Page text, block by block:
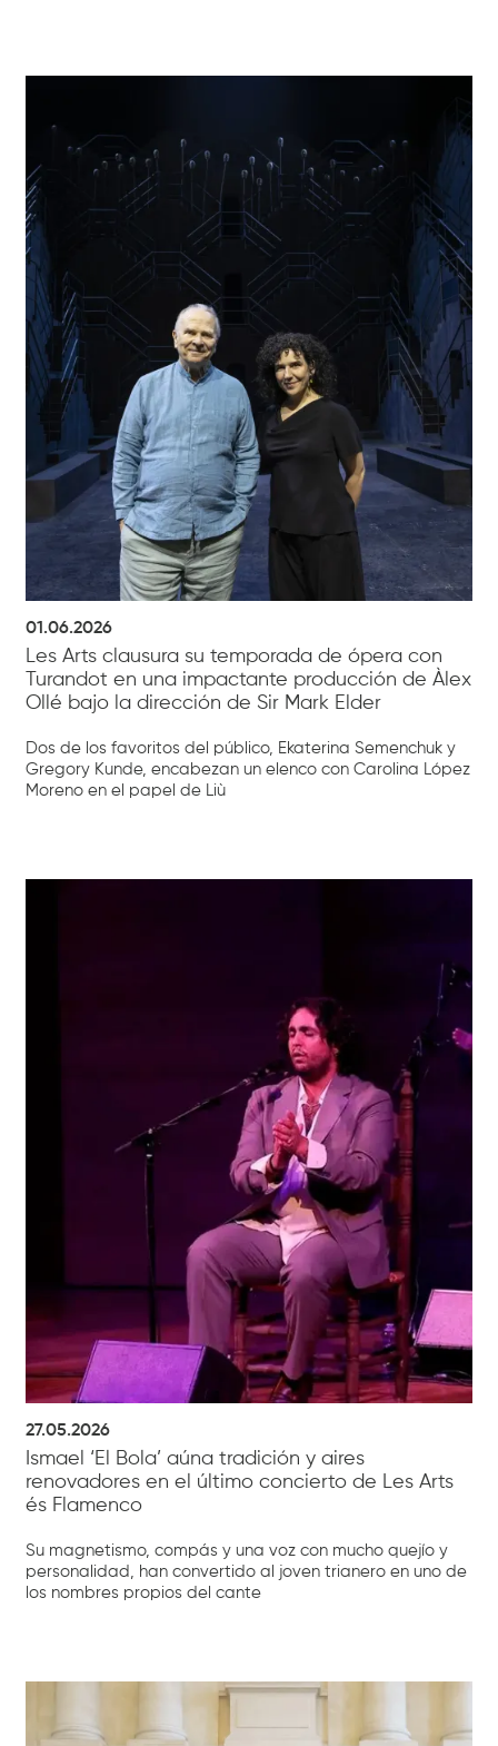
01.06.2026
Les Arts clausura su temporada de ópera con
Turandot en una impactante producción de Àlex
Ollé bajo la dirección de Sir Mark Elder
Dos de los favoritos del público, Ekaterina Semenchuk y
Gregory Kunde, encabezan un elenco con Carolina López
Moreno en el papel de Liù
27.05.2026
Ismael ‘El Bola’ aúna tradición y aires
renovadores en el último concierto de Les Arts
és Flamenco
Su magnetismo, compás y una voz con mucho quejío y
personalidad, han convertido al joven trianero en uno de
los nombres propios del cante